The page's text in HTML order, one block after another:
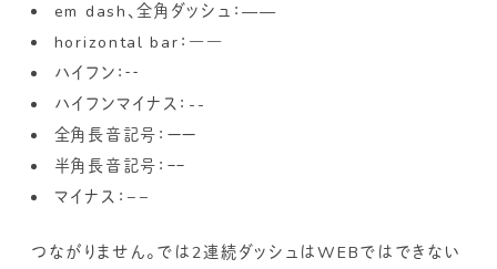
em dash、全角ダッシュ：——
horizontal bar：――
ハイフン：‐‐
ハイフンマイナス：--
全角長音記号：ーー
半角長音記号：ｰｰ
マイナス：−−
つながりません。では2連続ダッシュはWEBではできない